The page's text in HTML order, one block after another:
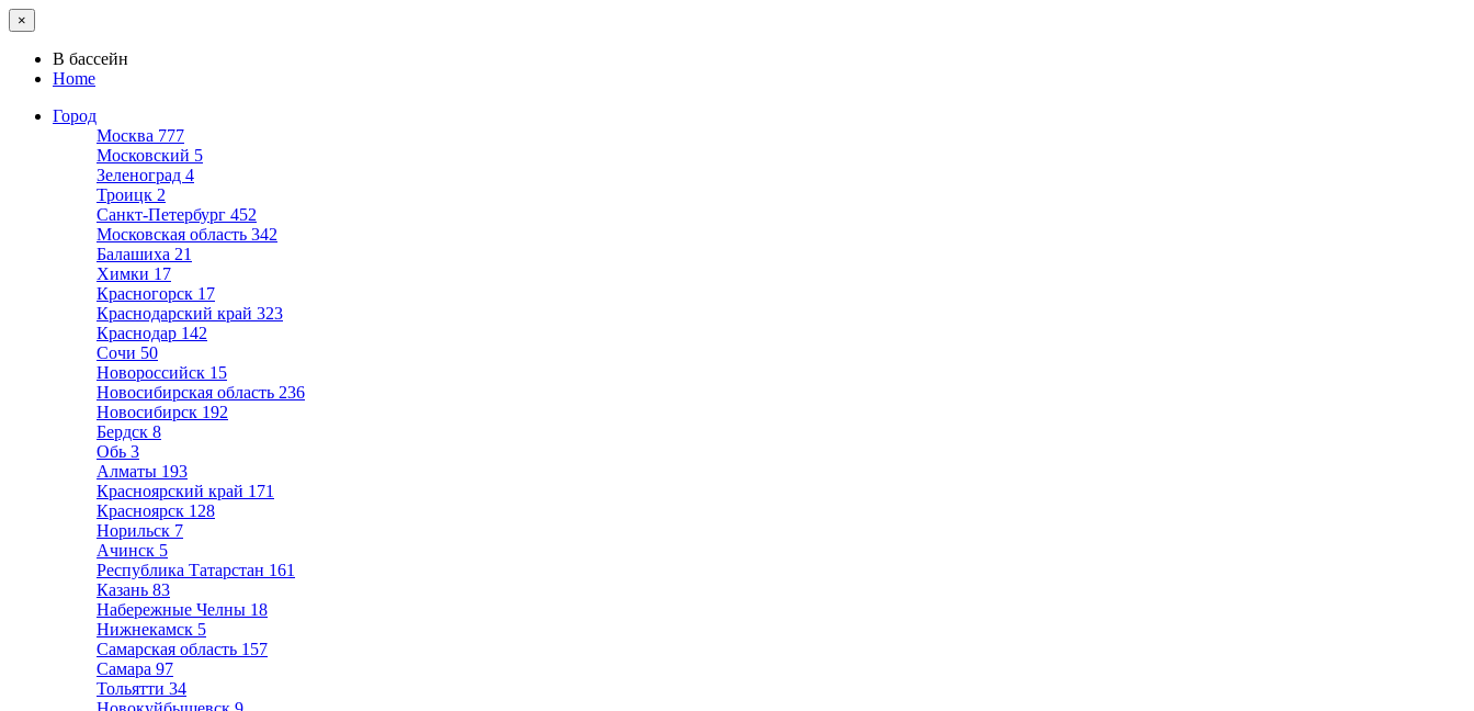
×
В бассейн
Home
Город
Москва 777
Московский 5
Зеленоград 4
Троицк 2
Санкт-Петербург 452
Московская область 342
Балашиха 21
Химки 17
Красногорск 17
Краснодарский край 323
Краснодар 142
Сочи 50
Новороссийск 15
Новосибирская область 236
Новосибирск 192
Бердск 8
Обь 3
Алматы 193
Красноярский край 171
Красноярск 128
Норильск 7
Ачинск 5
Республика Татарстан 161
Казань 83
Набережные Челны 18
Нижнекамск 5
Самарская область 157
Самара 97
Тольятти 34